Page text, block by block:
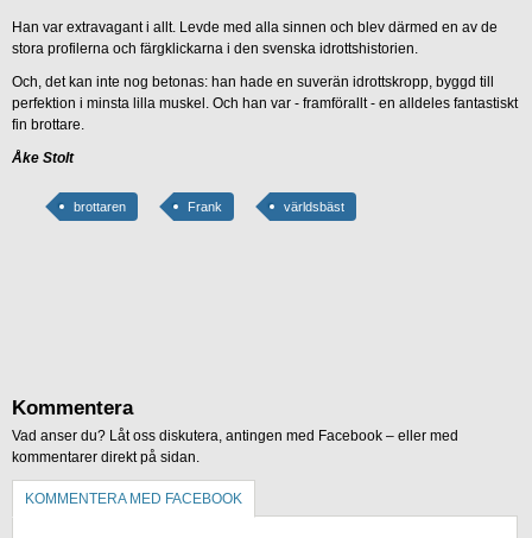
Han var extravagant i allt. Levde med alla sinnen och blev därmed en av de
stora profilerna och färgklickarna i den svenska idrottshistorien.
Och, det kan inte nog betonas: han hade en suverän idrottskropp, byggd till
perfektion i minsta lilla muskel. Och han var - framförallt - en alldeles fantastiskt
fin brottare.
Åke Stolt
brottaren Frank världsbäst
Kommentera
Vad anser du? Låt oss diskutera, antingen med Facebook – eller med
kommentarer direkt på sidan.
KOMMENTERA MED FACEBOOK